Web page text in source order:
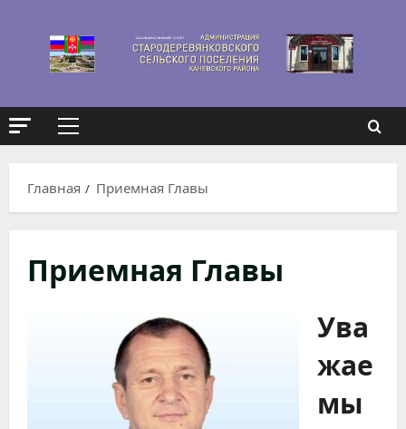
содержимому
Основное
Главная
Приемная Главы
Приемная Главы
Ува
жае
мы